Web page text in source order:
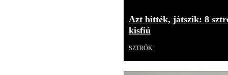
Azt hitték, játszik: 8
kisfiú
SZTRÓK